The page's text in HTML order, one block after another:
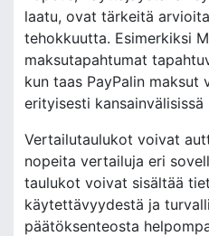
laatu, ovat tärkeitä
tehokkuutta. Esimerkiksi
maksutapahtumat
kun taas PayPalin maksut
erityisesti kansainvälisissä
Vertailutaulukot voivat
nopeita vertailuja eri
taulukot voivat sisältää
käytettävyydestä ja
päätöksenteosta